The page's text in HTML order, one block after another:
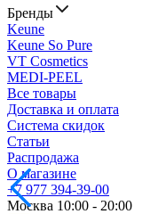
Бренды
Keune
Keune So Pure
VT Cosmetics
MEDI-PEEL
Все товары
Доставка и оплата
Система скидок
Статьи
Распродажа
О магазине
+7 977 394-39-00
Москва 10:00 - 20:00